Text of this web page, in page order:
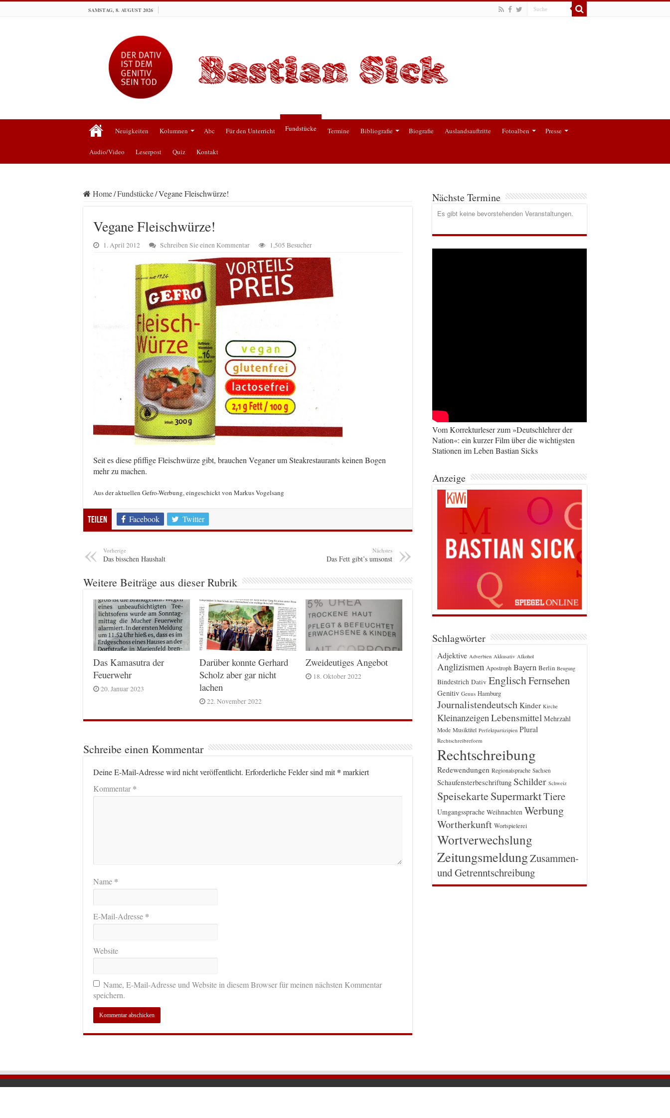
SAMSTAG, 8. AUGUST 2026
Neuigkeiten Kolumnen Abc Für den Unterricht Fundstücke Termine Bibliografie Biografie Auslandsauftritte Fotoalben Presse
Audio/Video Leserpost Quiz Kontakt
Home/Fundstücke/Vegane Fleischwürze!
Vegane Fleischwürze!
1. April 2012 Schreiben Sie einen Kommentar 1,505 Besucher
Seit es diese pfiffige Fleischwürze gibt, brauchen Veganer um Steakrestaurants keinen Bogen
mehr zu machen.
Aus der aktuellen Gefro-Werbung, eingeschickt von Markus Vogelsang
Teilen Facebook Twitter
Vorherige
Das bisschen Haushalt
Nächstes
Das Fett gibt’s umsonst
Weitere Beiträge aus dieser Rubrik
Das Kamasutra der
Feuerwehr
20. Januar 2023
Darüber konnte Gerhard
Scholz aber gar nicht
lachen
22. November 2022
Zweideutiges Angebot
18. Oktober 2022
Schreibe einen Kommentar
Deine E-Mail-Adresse wird nicht veröffentlicht. Erforderliche Felder sind mit* markiert
Kommentar*
Name *
E-Mail-Adresse *
Website
Name, E-Mail-Adresse und Website in diesem Browser für meinen nächsten Kommentar
speichern.
Nächste Termine
Es gibt keine bevorstehenden Veranstaltungen.
Vom Korrekturleser zum »Deutschlehrer der
Nation«: ein kurzer Film über die wichtigsten
Stationen im Leben Bastian Sicks
Anzeige
Schlagwörter
Adjektive Adverbien Akkusativ Alkohol
Anglizismen Apostroph Bayern Berlin Beugung
Bindestrich Dativ EnglischFernsehen
Genitiv Genus Hamburg
Journalistendeutsch Kinder Kirche
Kleinanzeigen Lebensmittel Mehrzahl
Mode Musiktitel Perfektpartizipien Plural
Rechtschreibreform
Rechtschreibung
Redewendungen Regionalsprache Sachsen
Schaufensterbeschriftung Schilder Schweiz
Speisekarte SupermarktTiere
Umgangssprache Weihnachten Werbung
Wortherkunft Wortspielerei
Wortverwechslung
ZeitungsmeldungZusammen-
und Getrenntschreibung